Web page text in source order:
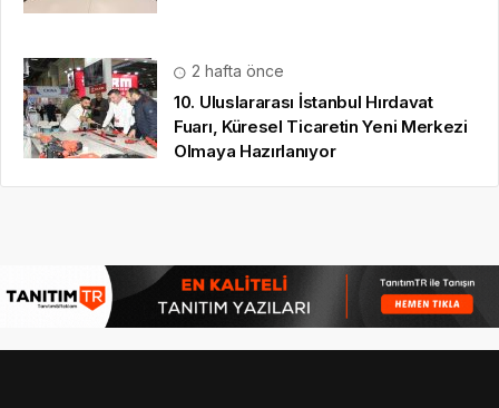
2 hafta önce
10. Uluslararası İstanbul Hırdavat
Fuarı, Küresel Ticaretin Yeni Merkezi
Olmaya Hazırlanıyor